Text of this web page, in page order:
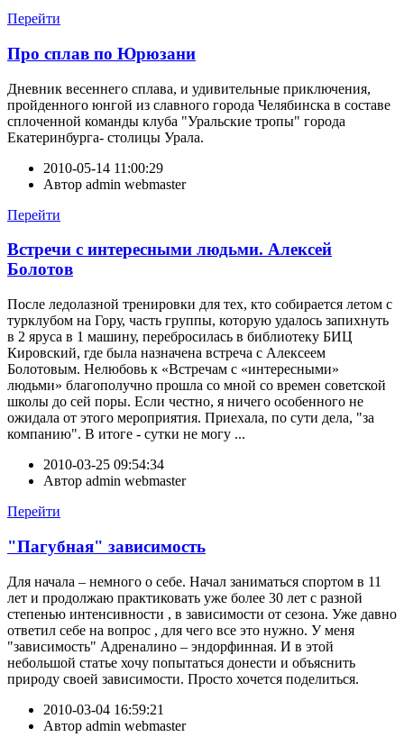
Перейти
Про сплав по Юрюзани
Дневник весеннего сплава, и удивительные приключения,
пройденного юнгой из славного города Челябинска в составе
сплоченной команды клуба "Уральские тропы" города
Екатеринбурга- столицы Урала.
2010-05-14 11:00:29
Автор admin webmaster
Перейти
Встречи с интересными людьми. Алексей
Болотов
После ледолазной тренировки для тех, кто собирается летом с
турклубом на Гору, часть группы, которую удалось запихнуть
в 2 яруса в 1 машину, перебросилась в библиотеку БИЦ
Кировский, где была назначена встреча с Алексеем
Болотовым. Нелюбовь к «Встречам с «интересными»
людьми» благополучно прошла со мной со времен советской
школы до сей поры. Если честно, я ничего особенного не
ожидала от этого мероприятия. Приехала, по сути дела, "за
компанию". В итоге - сутки не могу ...
2010-03-25 09:54:34
Автор admin webmaster
Перейти
"Пагубная" зависимость
Для начала – немного о себе. Начал заниматься спортом в 11
лет и продолжаю практиковать уже более 30 лет с разной
степенью интенсивности , в зависимости от сезона. Уже давно
ответил себе на вопрос , для чего все это нужно. У меня
"зависимость" Адреналино – эндорфинная. И в этой
небольшой статье хочу попытаться донести и объяснить
природу своей зависимости. Просто хочется поделиться.
2010-03-04 16:59:21
Автор admin webmaster